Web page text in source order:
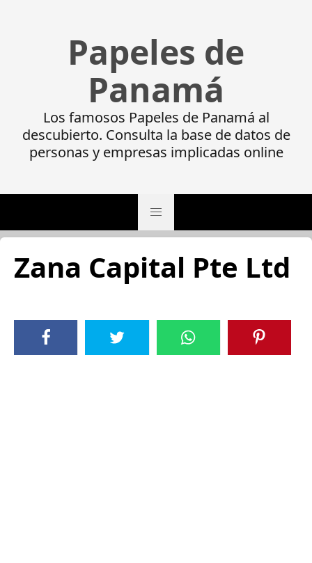
Papeles de
Panamá
Los famosos Papeles de Panamá al
descubierto. Consulta la base de datos de
personas y empresas implicadas online
Zana Capital Pte Ltd